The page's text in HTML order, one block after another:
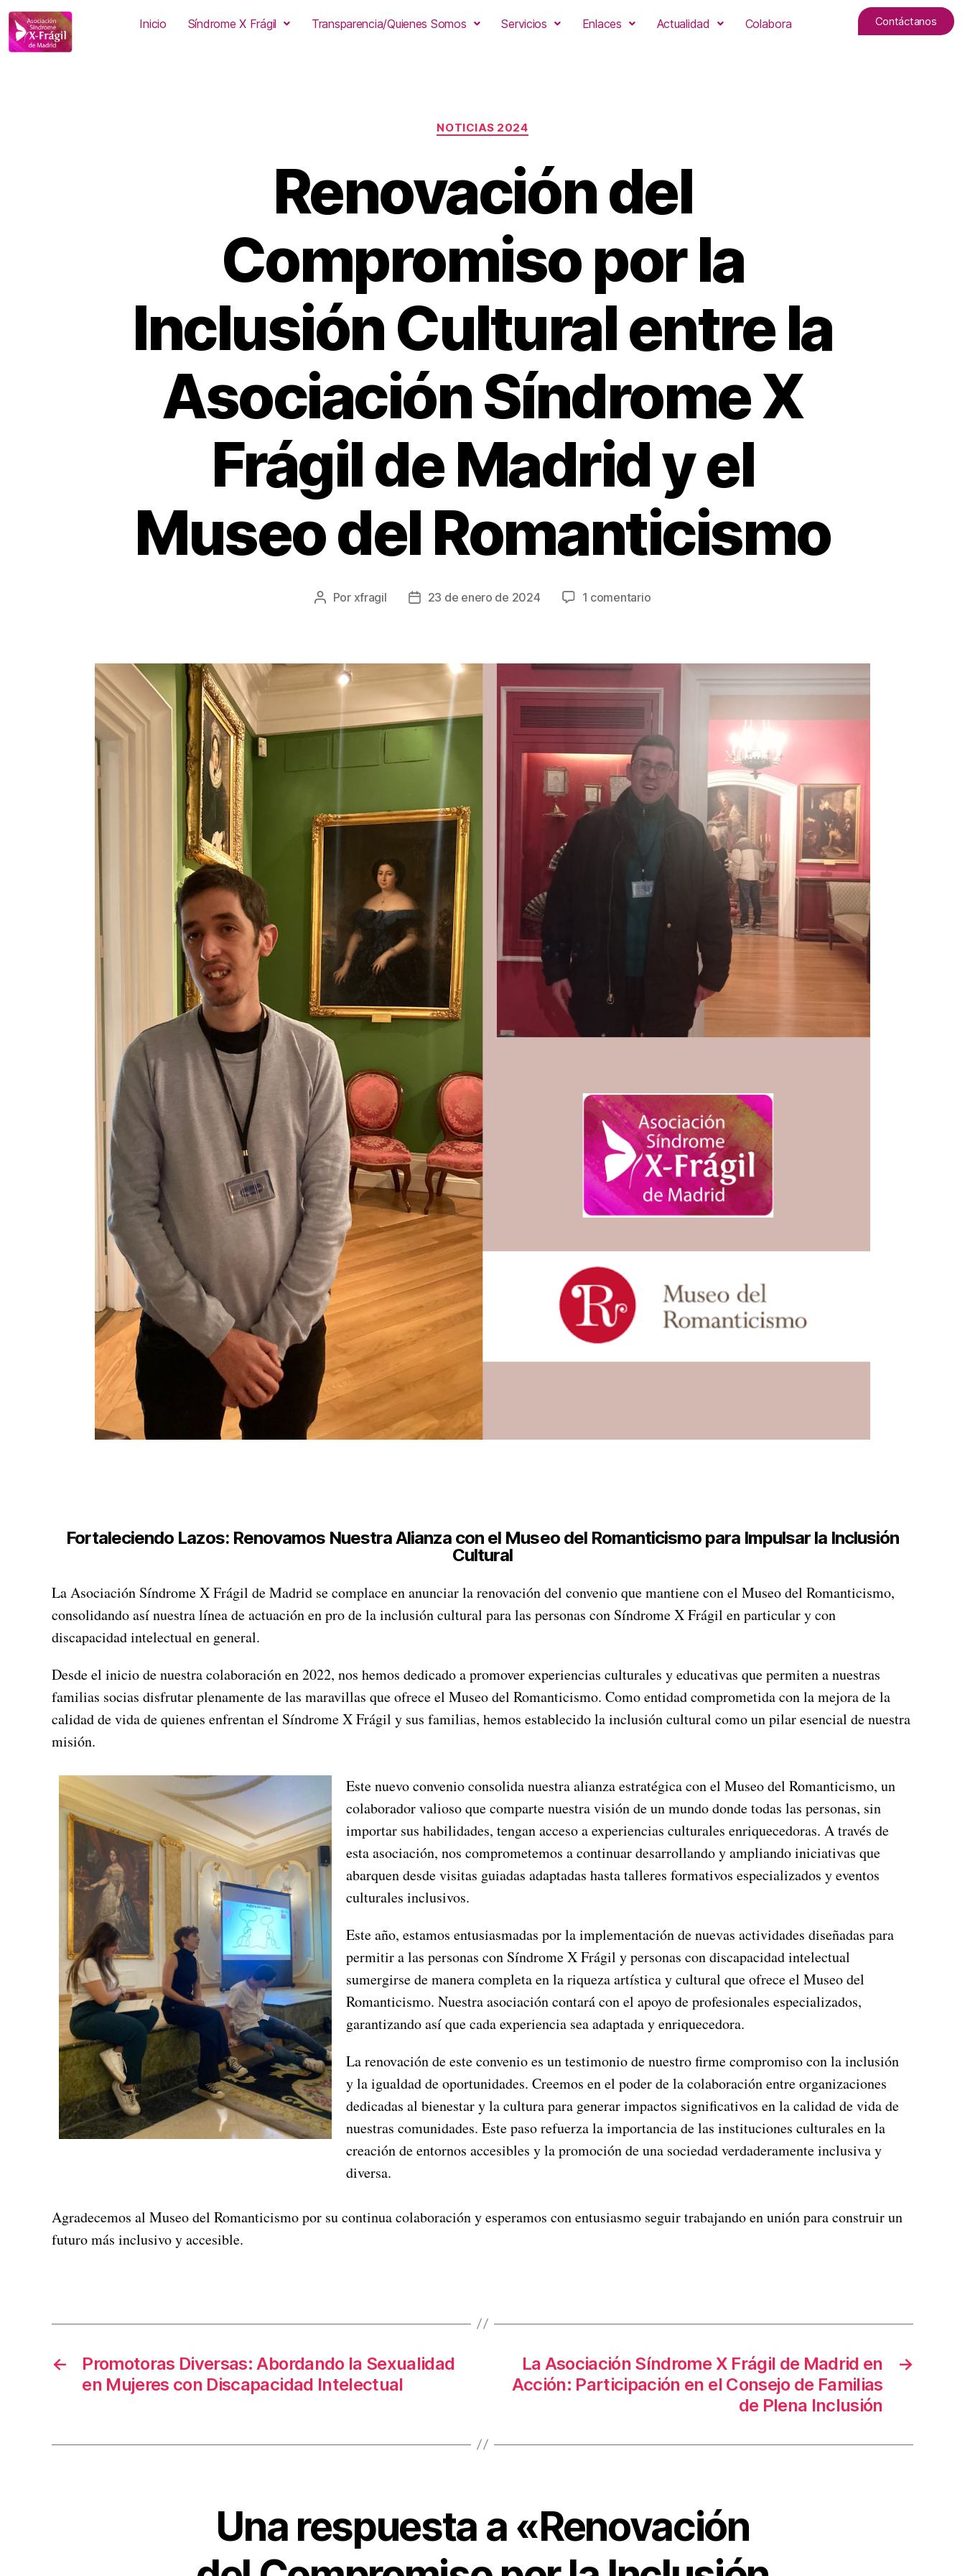
Inicio Síndrome X Frágil Transparencia/Quienes Somos Servicios Enlaces Actualidad Colabora Contáctanos
NOTICIAS 2024
Renovación del
Compromiso por la
Inclusión Cultural entre la
Asociación Síndrome X
Frágil de Madrid y el
Museo del Romanticismo
Por xfragil 23 de enero de 2024 1 comentario
Fortaleciendo Lazos: Renovamos Nuestra Alianza con el Museo del Romanticismo para Impulsar la Inclusión
Cultural
La Asociación Síndrome X Frágil de Madrid se complace en anunciar la renovación del convenio que mantiene con el Museo del Romanticismo,
consolidando así nuestra línea de actuación en pro de la inclusión cultural para las personas con Síndrome X Frágil en particular y con
discapacidad intelectual en general.
Desde el inicio de nuestra colaboración en 2022, nos hemos dedicado a promover experiencias culturales y educativas que permiten a nuestras
familias socias disfrutar plenamente de las maravillas que ofrece el Museo del Romanticismo. Como entidad comprometida con la mejora de la
calidad de vida de quienes enfrentan el Síndrome X Frágil y sus familias, hemos establecido la inclusión cultural como un pilar esencial de nuestra
misión.
Este nuevo convenio consolida nuestra alianza estratégica con el Museo del Romanticismo, un
colaborador valioso que comparte nuestra visión de un mundo donde todas las personas, sin
importar sus habilidades, tengan acceso a experiencias culturales enriquecedoras. A través de
esta asociación, nos comprometemos a continuar desarrollando y ampliando iniciativas que
abarquen desde visitas guiadas adaptadas hasta talleres formativos especializados y eventos
culturales inclusivos.
Este año, estamos entusiasmadas por la implementación de nuevas actividades diseñadas para
permitir a las personas con Síndrome X Frágil y personas con discapacidad intelectual
sumergirse de manera completa en la riqueza artística y cultural que ofrece el Museo del
Romanticismo. Nuestra asociación contará con el apoyo de profesionales especializados,
garantizando así que cada experiencia sea adaptada y enriquecedora.
La renovación de este convenio es un testimonio de nuestro firme compromiso con la inclusión
y la igualdad de oportunidades. Creemos en el poder de la colaboración entre organizaciones
dedicadas al bienestar y la cultura para generar impactos significativos en la calidad de vida de
nuestras comunidades. Este paso refuerza la importancia de las instituciones culturales en la
creación de entornos accesibles y la promoción de una sociedad verdaderamente inclusiva y
diversa.
Agradecemos al Museo del Romanticismo por su continua colaboración y esperamos con entusiasmo seguir trabajando en unión para construir un
futuro más inclusivo y accesible.
←
Promotoras Diversas: Abordando la Sexualidad
en Mujeres con Discapacidad Intelectual
→
La Asociación Síndrome X Frágil de Madrid en
Acción: Participación en el Consejo de Familias
de Plena Inclusión
Una respuesta a «Renovación